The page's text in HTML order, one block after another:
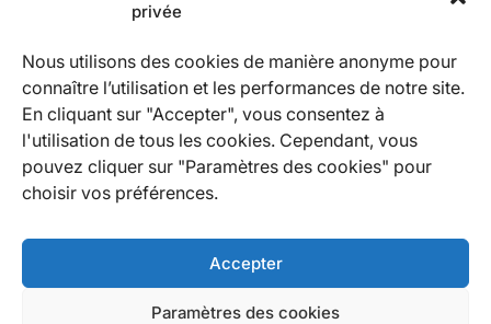
privée
Nous utilisons des cookies de manière anonyme pour
connaître l’utilisation et les performances de notre site.
En cliquant sur "Accepter", vous consentez à
l'utilisation de tous les cookies. Cependant, vous
pouvez cliquer sur "Paramètres des cookies" pour
choisir vos préférences.
Accepter
Paramètres des cookies
Notre histoire/Our story
Nos valeurs/ Our values
Actualités/News
Infos
Nous contacter/Contact us
Devenir fournisseur/Becoming a supplier